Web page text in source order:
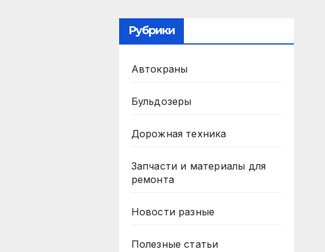
Рубрики
Автокраны
Бульдозеры
Дорожная техника
Запчасти и материалы для
ремонта
Новости разные
Полезные статьи